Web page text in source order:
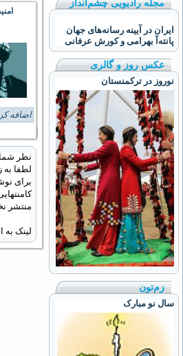
مجله رادیویی چشم‌انداز
ایران در آیینه رسانه‌های جهان
پانته‌آ بهرامی و کورش عرفانی
عکس روز و گالری
نوروز در ترکمنستان
زم‌تون
سال نو مبارک
اضافه
نظر
لطفا به
برای
منتشر
لینک